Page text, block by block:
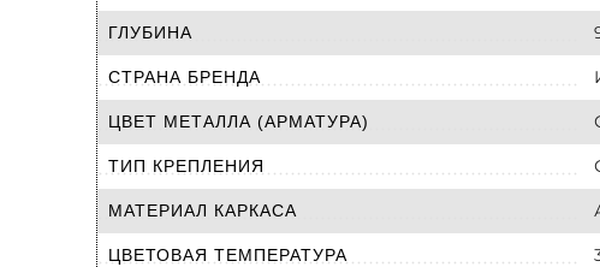
ГЛУБИНА
СТРАНА БРЕНДА
ЦВЕТ МЕТАЛЛА (АРМАТУРА)
ТИП КРЕПЛЕНИЯ
МАТЕРИАЛ КАРКАСА
ЦВЕТОВАЯ ТЕМПЕРАТУРА